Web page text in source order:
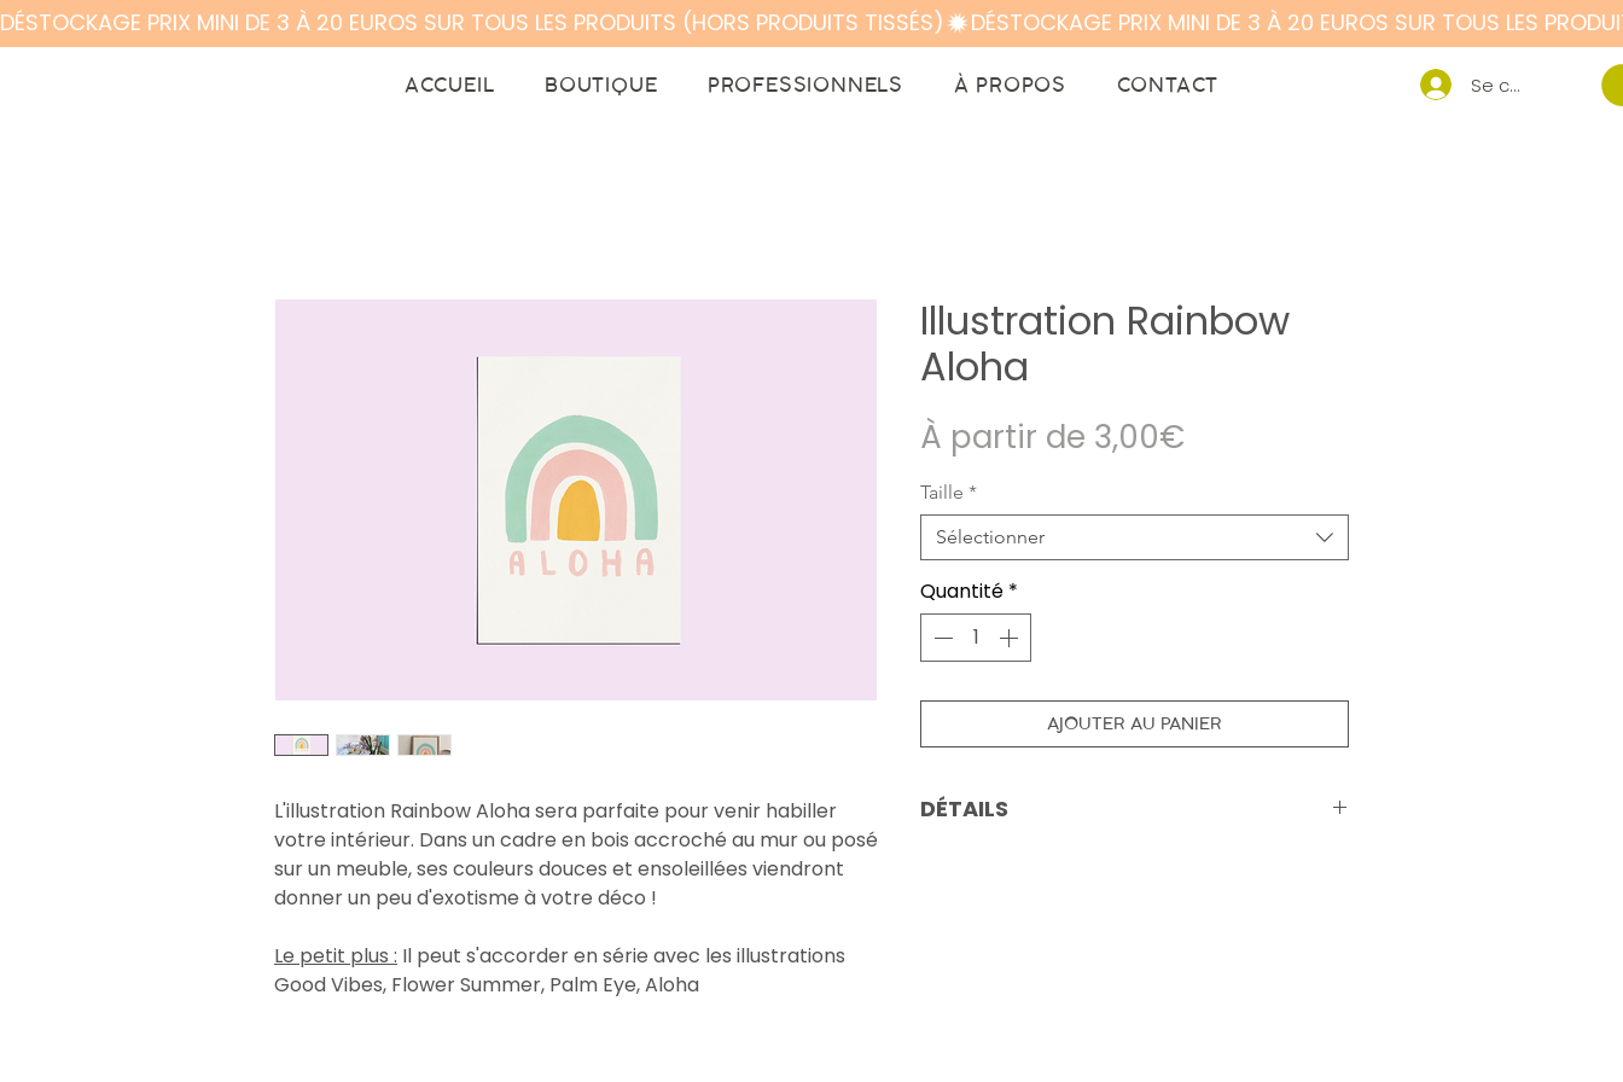
DÉSTOCKAGE PRIX MINI DE 3 À 20 EUROS SUR TOUS LES PRODUITS (HORS PRODUITS TISSÉS)
ACCUEIL BOUTIQUE PROFESSIONNELS À PROPOS CONTACT Se connecter
L'illustration Rainbow Aloha sera parfaite pour venir habiller
votre intérieur. Dans un cadre en bois accroché au mur ou posé
sur un meuble, ses couleurs douces et ensoleillées viendront
donner un peu d'exotisme à votre déco !
Le petit plus : Il peut s'accorder en série avec les illustrations
Good Vibes, Flower Summer, Palm Eye, Aloha
Illustration Rainbow
Aloha
À partir de 3,00€
Taille *
Sélectionner
Quantité *
AJOUTER AU PANIER
DÉTAILS